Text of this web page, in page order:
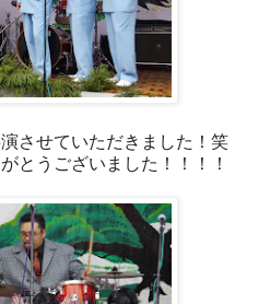
させていただきました！笑
とうございました！！！！